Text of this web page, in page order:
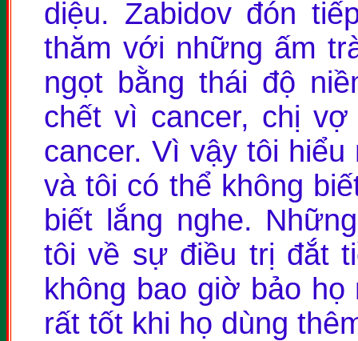
diệu. Zabidov đón
thăm với những ấm
ngọt bằng thái độ
chết vì cancer, chị
cancer. Vì vậy tôi
và tôi có thể không
biết lắng nghe.
tôi về sự điều trị đắt
không bao giờ bảo
rất tốt khi họ dùng